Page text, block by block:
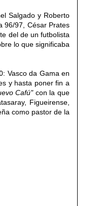
Salgado y Roberto
96/97, César Prates
del de un futbolista
lo que significaba
: Vasco da Gama en
y hasta poner fin a
Cafú"con la que
Figueirense,
como pastor de la